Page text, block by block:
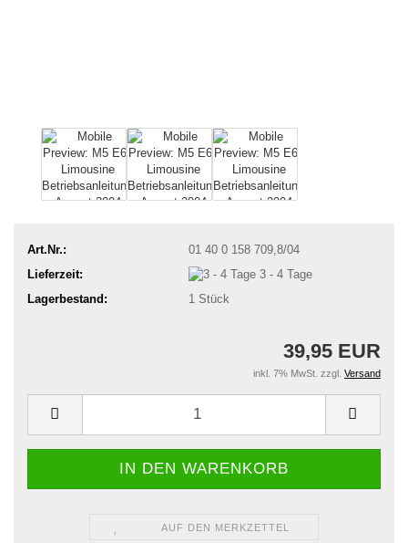
Art.Nr.:
01 40 0 158 709,8/04
Lieferzeit:
3 - 4 Tage
Lagerbestand:
1 Stück
39,95 EUR
inkl. 7% MwSt. zzgl. Versand
AUF DEN MERKZETTEL